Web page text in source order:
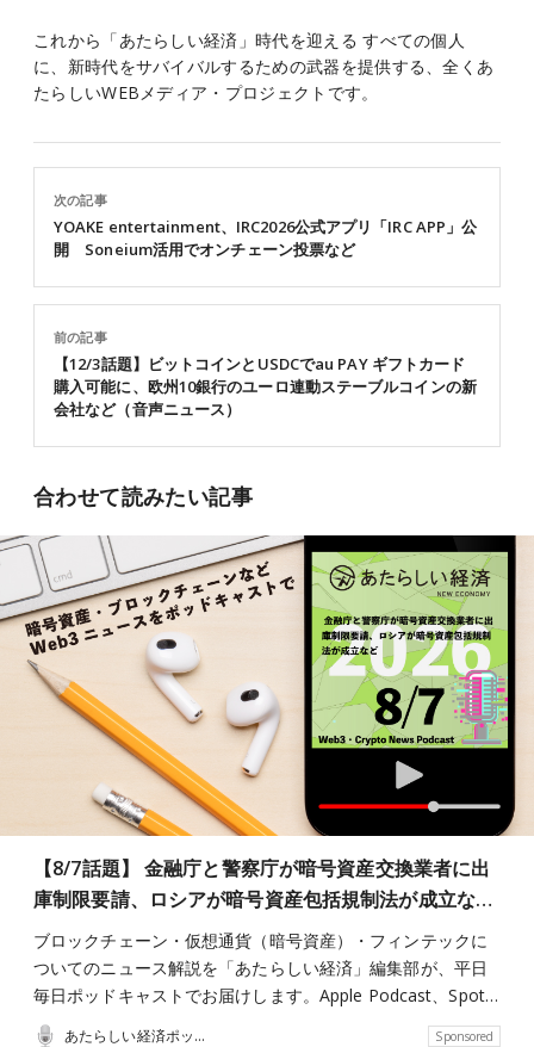
これから「あたらしい経済」時代を迎える すべての個人
に、新時代をサバイバルするための武器を提供する、全くあ
たらしいWEBメディア・プロジェクトです。
前の記事
【12/3話題】ビットコインとUSDCでau PAY ギフトカード
購入可能に、欧州10銀行のユーロ連動ステーブルコインの新
会社など（音声ニュース）
次の記事
YOAKE entertainment、IRC2026公式アプリ「IRC APP」公
開 Soneium活用でオンチェーン投票など
合わせて読みたい記事
【8/7話題】 金融庁と警察庁が暗号資産交換業者に出
庫制限要請、ロシアが暗号資産包括規制法が成立な…
ブロックチェーン・仮想通貨（暗号資産）・フィンテックに
ついてのニュース解説を「あたらしい経済」編集部が、平日
毎日ポッドキャストでお届けします。Apple Podcast、Spot…
あたらしい経済ポッドキャスト Sponsored